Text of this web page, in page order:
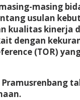
masing
usulan
kualitas kinerja
dengan
(TOR)